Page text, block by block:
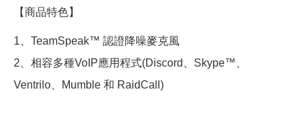
【商品特色】
1、TeamSpeak™ 認證降噪麥克風
2、相容多種VoIP應用程式(Discord、Skype™、
Ventrilo、Mumble 和 RaidCall)